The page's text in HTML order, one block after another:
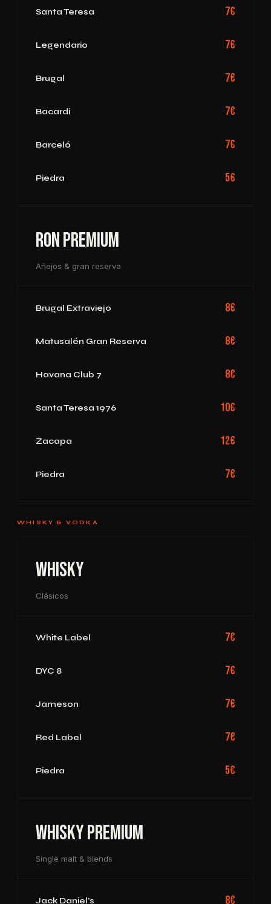
Santa Teresa 7€
Legendario 7€
Brugal 7€
Bacardi 7€
Barceló 7€
Piedra 5€
Ron Premium
Añejos & gran reserva
Brugal Extraviejo 8€
Matusalén Gran Reserva 8€
Havana Club 7 8€
Santa Teresa 1976 10€
Zacapa 12€
Piedra 7€
WHISKY & VODKA
Whisky
Clásicos
White Label 7€
DYC 8 7€
Jameson 7€
Red Label 7€
Piedra 5€
Whisky Premium
Single malt & blends
Jack Daniel's 8€